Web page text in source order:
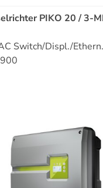
PIKO 20 / 3-
Switch/Displ./